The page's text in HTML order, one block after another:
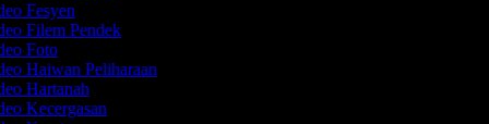
Fesyen
Filem Pendek
Foto
Haiwan Peliharaan
Hartanah
Kecergasan